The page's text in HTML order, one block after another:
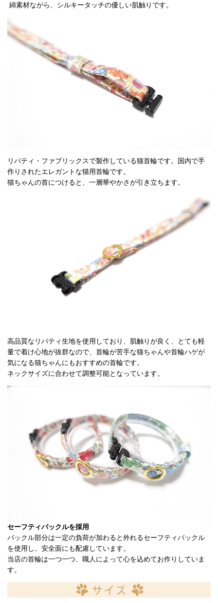
綿素材ながら、シルキータッチの優しい肌触りです。
リバティ・ファブリックスで製作している猫首輪です。国内で手
作りされたエレガントな猫用首輪です。
猫ちゃんの首につけると、一層華やかさが引き立ちます。
高品質なリバティ生地を使用しており、肌触りが良く、とても軽
量で着け心地が抜群なので、首輪が苦手な猫ちゃんや首輪ハゲが
気になる猫ちゃんにもおすすめの首輪です。
ネックサイズに合わせて調整可能となっています。
セーフティバックルを採用
バックル部分は一定の負荷が加わると外れるセーフティバックル
を使用し、安全面にも配慮しています。
当店の首輪は一つ一つ、職人によって心を込めてお作りしていま
す。